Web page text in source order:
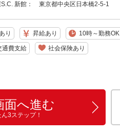
S.C. 新館： 東京都中央区日本橋2-5-1
り 昇給あり 10時～勤務OK
通費支給 社会保険あり
面へ進む
3ステップ！